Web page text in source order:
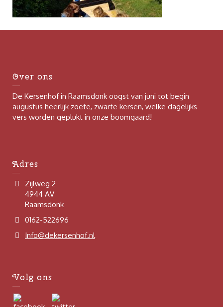
Over ons
De Kersenhof in Raamsdonk oogst van juni tot begin
augustus heerlijk zoete, zwarte kersen, welke dagelijks
vers worden geplukt in onze boomgaard!
Adres
Zijlweg 2
4944 AV
Raamsdonk
0162-522696
Info@dekersenhof.nl
Volg ons